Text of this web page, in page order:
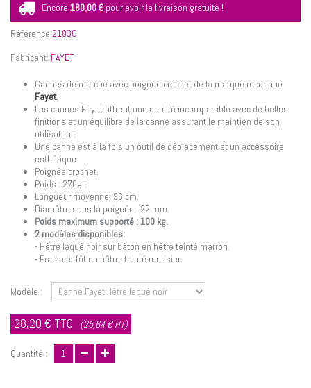
Encore 180,00 € pour avoir la livraison gratuite !
Référence 2183C
Fabricant: FAYET
Cannes de marche avec poignée crochet de la marque reconnue
Fayet.
Les cannes Fayet offrent une qualité incomparable avec de belles
finitions et un équilibre de la canne assurant le maintien de son
utilisateur.
Une canne est à la fois un outil de déplacement et un accessoire
esthétique.
Poignée crochet.
Poids : 270gr.
Longueur moyenne: 96 cm.
Diamètre sous la poignée : 22 mm.
Poids maximum supporté : 100 kg.
2 modèles disponibles:
- Hêtre laqué noir sur bâton en hêtre teinté marron.
- Erable et fût en hêtre, teinté merisier.
Modèle :
28,20 € TTC (25,64 € HT)
Quantité :